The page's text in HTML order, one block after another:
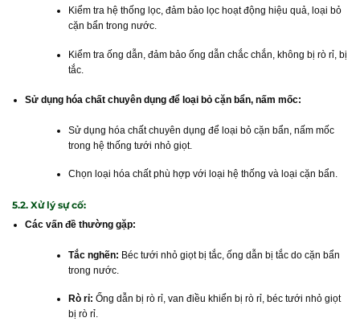
Kiểm tra hệ thống lọc, đảm bảo lọc hoạt động hiệu quả, loại bỏ
cặn bẩn trong nước.
Kiểm tra ống dẫn, đảm bảo ống dẫn chắc chắn, không bị rò rỉ, bị
tắc.
Sử dụng hóa chất chuyên dụng để loại bỏ cặn bẩn, nấm mốc:
Sử dụng hóa chất chuyên dụng để loại bỏ cặn bẩn, nấm mốc
trong hệ thống tưới nhỏ giọt.
Chọn loại hóa chất phù hợp với loại hệ thống và loại cặn bẩn.
5.2. Xử lý sự cố:
Các vấn đề thường gặp:
Tắc nghẽn: Béc tưới nhỏ giọt bị tắc, ống dẫn bị tắc do cặn bẩn
trong nước.
Rò rỉ: Ống dẫn bị rò rỉ, van điều khiển bị rò rỉ, béc tưới nhỏ giọt
bị rò rỉ.